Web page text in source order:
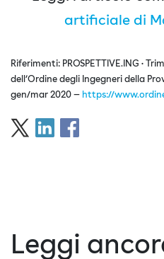
artificiale di
Riferimenti: PROSPETTIVE.ING •
dell’Ordine degli Ingegneri della
gen/mar 2020 — https://
Leggi